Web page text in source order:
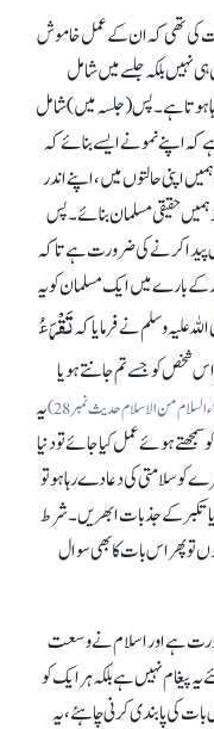
کی تھی کہ ان کے عمل خاموش
نہیں بلکہ جلسے میں شامل
ہوتا ہے۔ پس(جلسہ میں) شامل
اپنے نمونے ایسے بنائے کہ
اپنی حالتوں میں، اپنے اندر
حقیقی مسلمان بنائے۔ پس
پیدا کرنے کی ضرورت ہے تا کہ
کے بارے میں ایک مسلمان کو یہ
علیہ وسلم نے فرمایا کہتَقْرَءُ
شخص کو جسے تم جانتے ہو یا
من الاسلام حدیث نمبر 28)
یہ
ہوئے عمل کیا جائے تو دنیا
سلامتی کی دعا دے رہا ہو تو
تکبر کے جذبات ابھریں۔ شرط
تو پھر اس بات کا بھی سوال
ہے اور اسلام نے وسعت
نہیں ہے بلکہ ہر ایک کو
کی پابندی کرنی چاہئے، یہ